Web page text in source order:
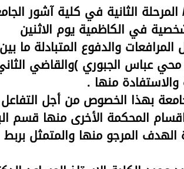
الثانية في كلية آشور
في الكاظمية يوم الاثنين
المرافعات والدفوع المتبادلة ما بين
عباس الجبوري )والقاضي
منها .
بهذا الخصوص من أجل
المحكمة الأخرى منها قسم
المرجو منها والمتمثل بربط